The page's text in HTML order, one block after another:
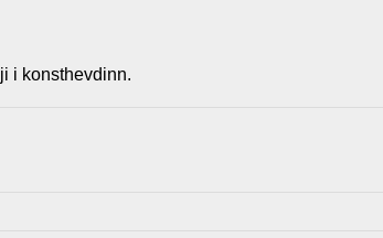
i konsthevdinn.